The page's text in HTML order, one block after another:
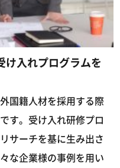
け入れプログラムを
国籍人材を採用する際
す。受け入れ研修プロ
サーチを基に生み出さ
な企業様の事例を用い